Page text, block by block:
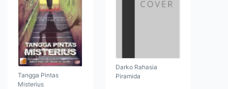
Tangga Pintas
Misterius
Darko Rahasia
Piramida